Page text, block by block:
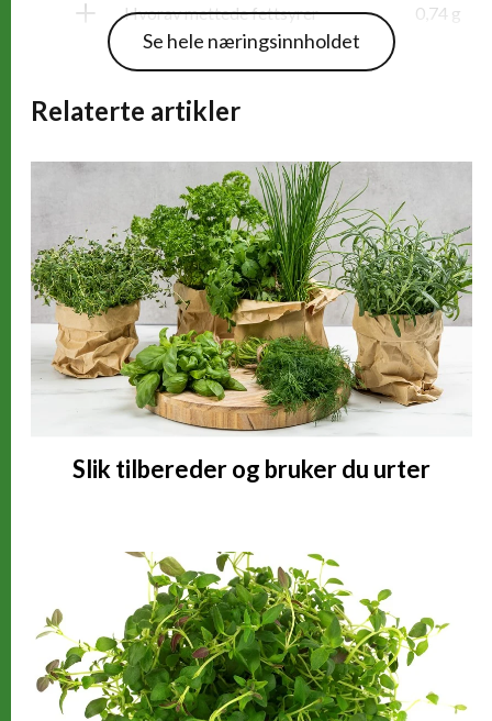
Hvorav mettede fettsyrer 0,74 g
Karbohydrater
Hvorav sukkerarter
Vitamin A 375,69 RAE(46% *)
Vitamin E 1,15 alfa-TE(9% *)
Vitamin B9 (folat) 22,6 µg(11% *)
Kalium (K) 201,23 mg(10% *)
Se hele næringsinnholdet
Relaterte artikler
Slik tilbereder og bruker du urter